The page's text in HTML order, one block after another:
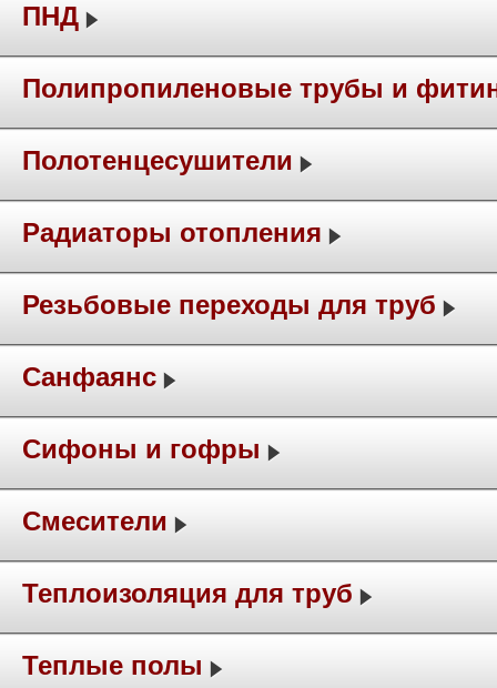
ПНД
Полипропиленовые трубы и
Полотенцесушители
Радиаторы отопления
Резьбовые переходы для труб
Санфаянс
Сифоны и гофры
Смесители
Теплоизоляция для труб
Теплые полы